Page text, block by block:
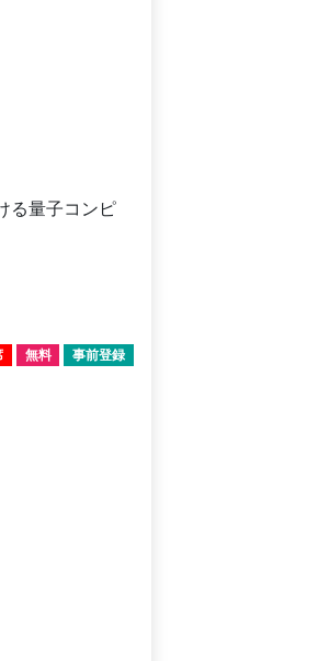
る量子コンピ
無料 事前登録